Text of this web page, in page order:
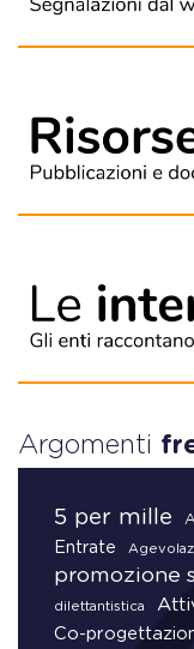
Argomenti
5 per mille
Entrate
promozione
dilettantistica
Co-